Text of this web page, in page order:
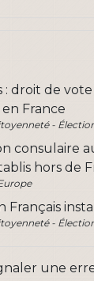
: droit de
France
-
consulaire
hors de
Français
-
une